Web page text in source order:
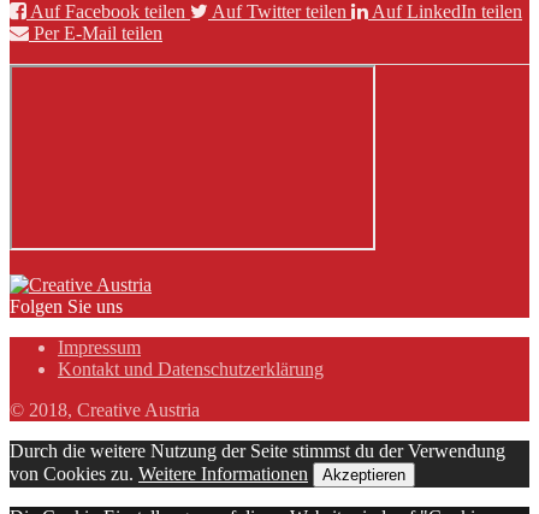
Auf Facebook teilen
Auf Twitter teilen
Auf LinkedIn teilen
Per E-Mail teilen
Folgen Sie uns
Impressum
Kontakt und Datenschutzerklärung
© 2018, Creative Austria
Durch die weitere Nutzung der Seite stimmst du der Verwendung
von Cookies zu. Weitere Informationen Akzeptieren